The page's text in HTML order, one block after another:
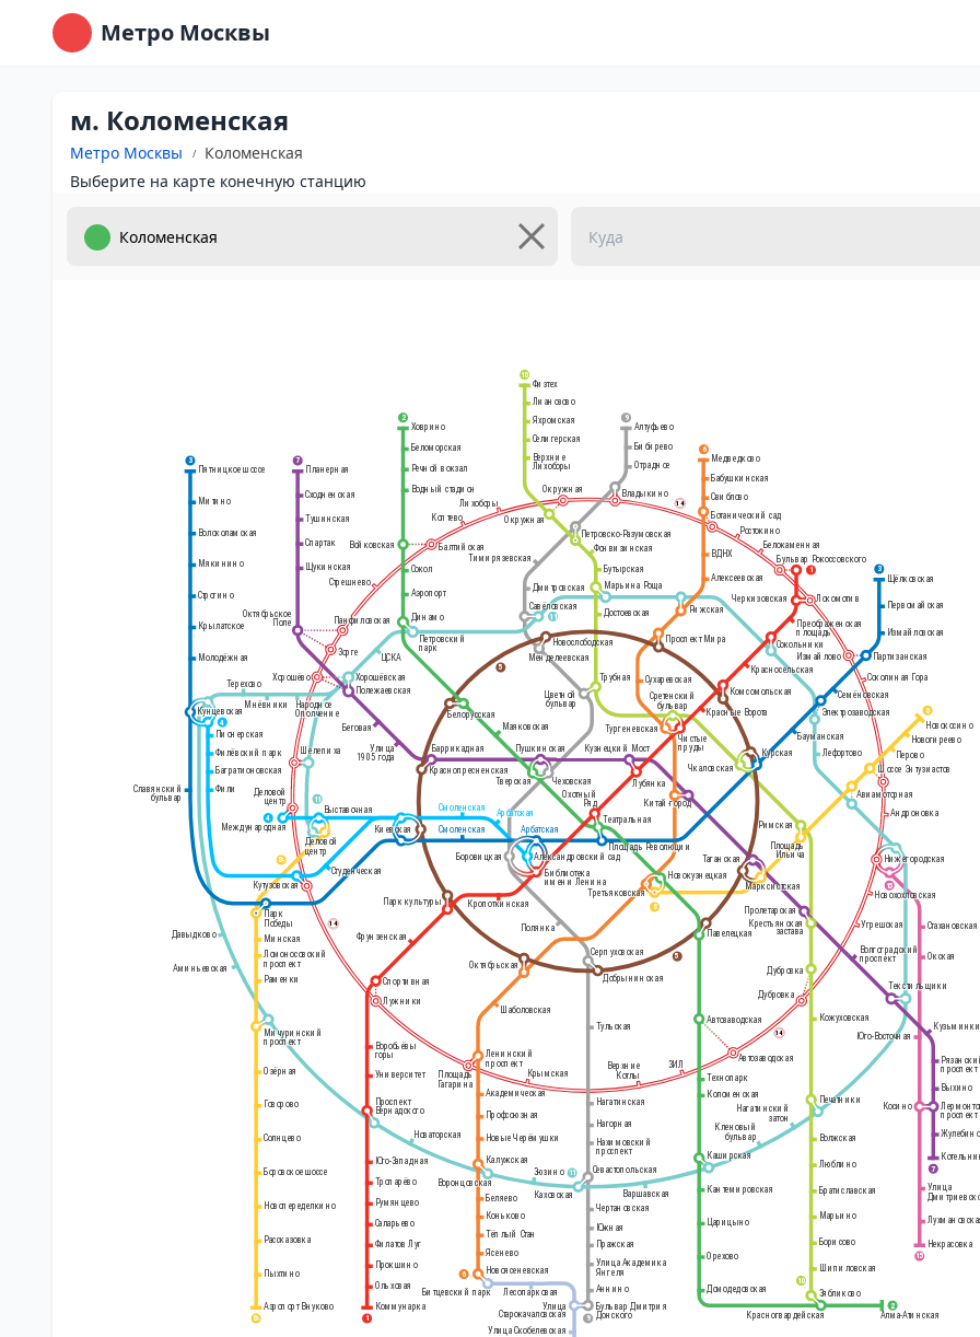
Метро Москвы
м. Коломенская
Метро Москвы
Коломенская
Выберите на карте конечную станцию
8
2
9
6
1
8А
15
5
3
4
7
10
11
1
2
3
4
5
6
7
8
8А
9
10
11
11
15
14
14
14
Краснопресненская
Проспект Мира
Комсомольская
Таганская
Павелецкая
Добрынинская
Академическая
Профсоюзная
Новые Черёмушки
Калужская
Беляево
Коньково
Тёплый Стан
Ясенево
Новоясеневская
Нагатинская
Нагорная
Нахимовский
проспект
Севастопольская
Чертановская
Южная
Пражская
Улица Академика
Янгеля
Локомотив
Измайлово
Соколиная Гора
Андроновка
Нижегородская
Новохохловская
Угрешская
Дубровка
ЗИЛ
Верхние
Котлы
Крымская
Площадь
Гагарина
Лужники
Деловой
центр
Хорошёво
Зорге
Стрешнево
Балтийская
Коптево
Лихоборы
Окружная
Владыкино
Ботанический сад
Ростокино
Белокаменная
Планерная
Сходненская
Тушинская
Спартак
Щукинская
Текстильщики
проспект
Выхино
проспект
Жулебино
Кожуховская
Печатники
Волжская
Люблино
Братиславская
Марьино
Борисово
Шипиловская
Зябликово
Технопарк
Коломенская
Каширская
Кантемировская
Царицыно
Орехово
Домодедовская
Красногвардейская Алма-Атинская
Минская
Ломоносовский
проспект
Раменки
Митино
Волоколамская
Мякинино
Строгино
Крылатское
Молодёжная
Кунцевская
Парк
Победы
Пионерская
Филёвский парк
Багратионовская
Фили
Международная
Речной вокзал
Водный стадион
Сокол
Динамо
Алтуфьево
Бибирево
Отрадное
Медведково
Бабушкинская
Свиблово
Щёлковская
Первомайская
Измайловская
Сретенский
бульвар
Спортивная
Фрунзенская
Парк культуры Кропоткинская
Библиотека
имени Ленина
Театральная
Бульвар Рокоссовского
Красносельская
Сокольники
Черкизовская
Новокузнецкая
Охотный
Ряд
Маяковская
Тверская
Партизанская
Бауманская
Арбатская
Смоленская
Славянский
бульвар
Смоленская
Выставочная
Пятницкое шоссе
Октябрьская
Ленинский
проспект
Шаболовская
Тургеневская
Сухаревская
Рижская
Алексеевская
ВДНХ
Аннино
Бульвар Дмитрия
Донского
Саларьево
Румянцево
Тропарёво
Юго-Западная
Проспект
Вернадского
Варшавская
Тульская
Серпуховская
Боровицкая
Битцевский парк Лесопарковая
Улица
Старокачаловская
Улица Скобелевская
Перово
Новогиреево
Новокосино
Площадь
Ильича
Римская
Трубная
Полянка
Беговая
Улица
1905 года
Белорусская
Достоевская
Марьина Роща
Бутырская
Чеховская Лубянка
Кузнецкий Мост
Цветной
бульвар
Пушкинская
Савёловская
Дмитровская
Тимирязевская
Петровско-Разумовская
Баррикадная
Чкаловская
Фонвизинская
Дубровка
Автозаводская
Ховрино
Каховская
Марксистская
Киевская
Воробьёвы
горы
Университет
ЦСКА
Петровский
парк
Верхние
Лихоборы
Селигерская
Физтех
Лианозово
Яхромская
Рассказовка
Пыхтино
Аэропорт Внуково
Новопеределкино
Боровское шоссе
Солнцево
Говорово
Озёрная
Мичуринский
проспект
Беломорская
Улица
Некрасовка
Косино
Филатов Луг
Прокшино
Ольховая
Коммунарка
Преображенская
площадь
Новаторская
Зюзино
Аминьевская
Давыдково
Терехово
Мнёвники
Народное
Ополчение
Воронцовская
Автозаводская
Волгоградский
проспект
Юго-Восточная
Окская
Стахановская
Чистые
пруды
Третьяковская
Октябрьское
Поле
Панфиловская
Войковская
Аэропорт
Хорошёвская
Полежаевская
Шелепиха
Деловой
центр
Новослободская
Менделеевская
Курская
Электрозаводская
Семёновская
Авиамоторная
Крестьянская
застава
Пролетарская
Лефортово
Арбатская
Кутузовская
Студенческая
Окружная
Площадь Революции
Александровский сад
Китай-город
Красные Ворота
Шоссе Энтузиастов
Кленовый
бульвар
Нагатинский
затон
Рижский вокзал
Ленинградский, Ярославский и
Белорусский
Курский вокзал
Павелецкий вокзал